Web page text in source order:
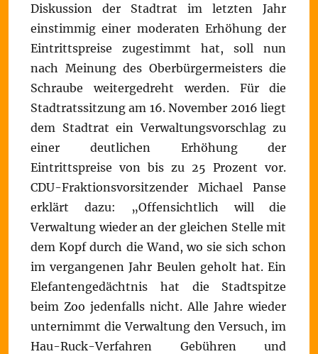
Diskussion der Stadtrat im letzten Jahr
einstimmig einer moderaten Erhöhung der
Eintrittspreise zugestimmt hat, soll nun
nach Meinung des Oberbürgermeisters die
Schraube weitergedreht werden. Für die
Stadtratssitzung am 16. November 2016 liegt
dem Stadtrat ein Verwaltungsvorschlag zu
einer deutlichen Erhöhung der
Eintrittspreise von bis zu 25 Prozent vor.
CDU-Fraktionsvorsitzender Michael Panse
erklärt dazu: „Offensichtlich will die
Verwaltung wieder an der gleichen Stelle mit
dem Kopf durch die Wand, wo sie sich schon
im vergangenen Jahr Beulen geholt hat. Ein
Elefantengedächtnis hat die Stadtspitze
beim Zoo jedenfalls nicht. Alle Jahre wieder
unternimmt die Verwaltung den Versuch, im
Hau-Ruck-Verfahren Gebühren und